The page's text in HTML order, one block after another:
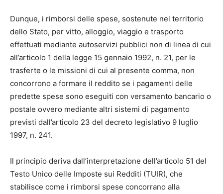
Dunque, i rimborsi delle spese, sostenute nel territorio
dello Stato, per vitto, alloggio, viaggio e trasporto
effettuati mediante autoservizi pubblici non di linea di cui
all’articolo 1 della legge 15 gennaio 1992, n. 21, per le
trasferte o le missioni di cui al presente comma, non
concorrono a formare il reddito se i pagamenti delle
predette spese sono eseguiti con versamento bancario o
postale ovvero mediante altri sistemi di pagamento
previsti dall’articolo 23 del decreto legislativo 9 luglio
1997, n. 241.
Il principio deriva dall’interpretazione dell’articolo 51 del
Testo Unico delle Imposte sui Redditi (TUIR), che
stabilisce come i rimborsi spese concorrano alla